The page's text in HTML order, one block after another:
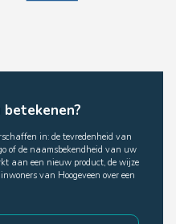
in: de tevredenheid van
of de naamsbekendheid van uw
aan een nieuw product, de wijze
van Hoogeveen over een